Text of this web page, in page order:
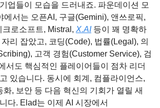
업들이 모습을 드러내죠. 파운데이션 모
에서는 오픈AI, 구글(Gemini), 앤쓰로픽,
로소프트, Mistral, X.AI 등이 꽤 명확하
리 잡았고, 코딩(Code), 법률(Legal), 의
고객 경험(Customer Service), 검
서도 핵심적인 플레이어들이 점차 리더
있습니다. 동시에 회계, 컴플라이언스,
화, 보안 등 다음 혁신의 기회가 열릴 새
다. Elad는 이제 AI 시장에서